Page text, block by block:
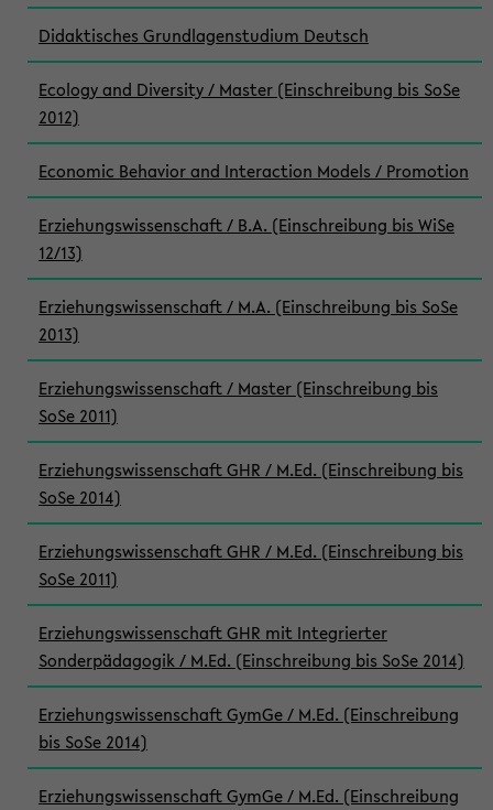
Didaktisches Grundlagenstudium Deutsch
Ecology and Diversity / Master (Einschreibung bis SoSe
2012)
Economic Behavior and Interaction Models / Promotion
Erziehungswissenschaft / B.A. (Einschreibung bis WiSe
12/13)
Erziehungswissenschaft / M.A. (Einschreibung bis SoSe
2013)
Erziehungswissenschaft / Master (Einschreibung bis
SoSe 2011)
Erziehungswissenschaft GHR / M.Ed. (Einschreibung bis
SoSe 2014)
Erziehungswissenschaft GHR / M.Ed. (Einschreibung bis
SoSe 2011)
Erziehungswissenschaft GHR mit Integrierter
Sonderpädagogik / M.Ed. (Einschreibung bis SoSe 2014)
Erziehungswissenschaft GymGe / M.Ed. (Einschreibung
bis SoSe 2014)
Erziehungswissenschaft GymGe / M.Ed. (Einschreibung